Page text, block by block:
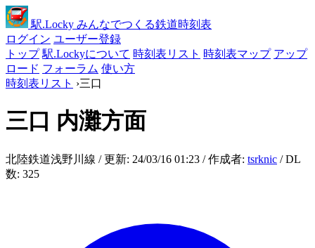
駅.Locky みんなでつくる鉄道時刻表
ログイン ユーザー登録
トップ 駅.Lockyについて 時刻表リスト 時刻表マップ アップ
ロード フォーラム 使い方
時刻表リスト ›三口
三口 内灘方面
北陸鉄道浅野川線 / 更新: 24/03/16 01:23 / 作成者: tsrknic / DL
数: 325